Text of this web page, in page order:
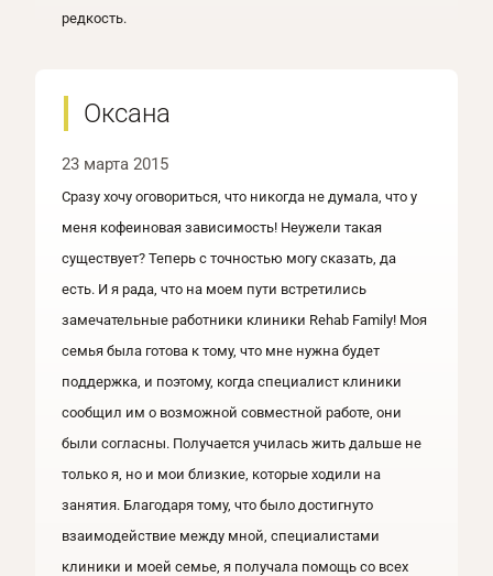
редкость.
Оксана
23 марта 2015
Сразу хочу оговориться, что никогда не думала, что у
меня кофеиновая зависимость! Неужели такая
существует? Теперь с точностью могу сказать, да
есть. И я рада, что на моем пути встретились
замечательные работники клиники Rehab Family! Моя
семья была готова к тому, что мне нужна будет
поддержка, и поэтому, когда специалист клиники
сообщил им о возможной совместной работе, они
были согласны. Получается училась жить дальше не
только я, но и мои близкие, которые ходили на
занятия. Благодаря тому, что было достигнуто
взаимодействие между мной, специалистами
клиники и моей семье, я получала помощь со всех